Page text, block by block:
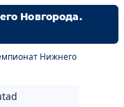
Новгорода.
Нижнего